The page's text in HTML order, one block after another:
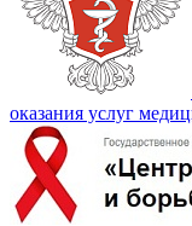
оказания услуг